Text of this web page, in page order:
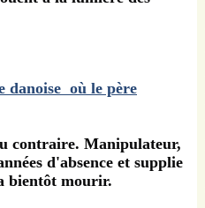
danoise où le père
contraire. Manipulateur,
d'absence et supplie
bientôt mourir.